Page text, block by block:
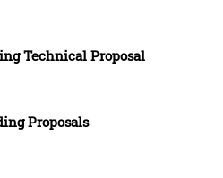
Technical Proposal
Proposals